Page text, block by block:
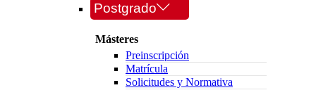
Postgrado
Másteres
Preinscripción
Matrícula
Solicitudes y Normativa